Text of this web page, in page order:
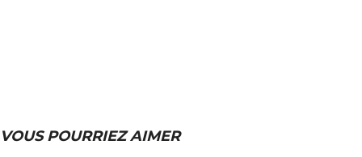
VOUS POURRIEZ AIMER